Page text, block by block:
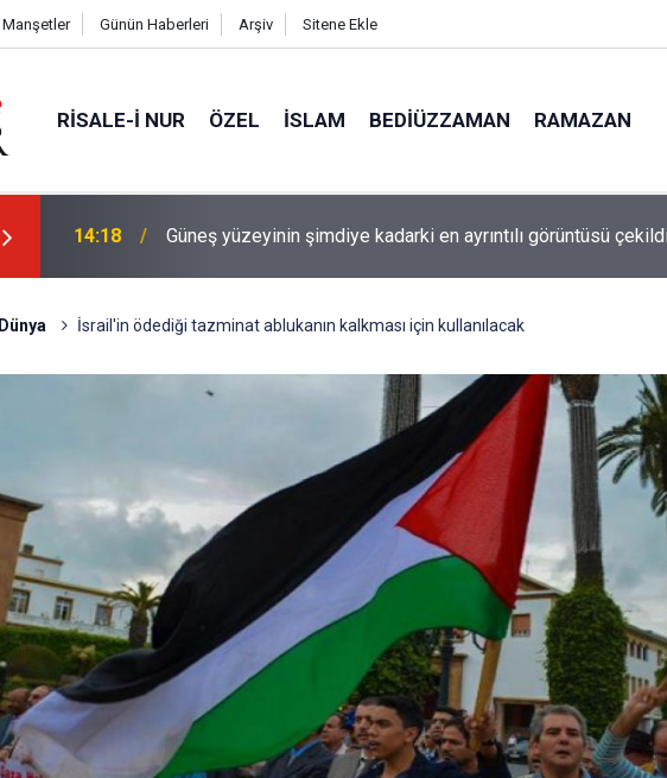
Manşetler Günün Haberleri Arşiv Sitene Ekle
RISALE-I NUR ÖZEL İSLAM BEDIÜZZAMAN RAMAZAN
13:25 Tartışma: Yapay zeka, kitaptan soğutuyor mu?
Dünya İsrail'in ödediği tazminat ablukanın kalkması için kullanılacak